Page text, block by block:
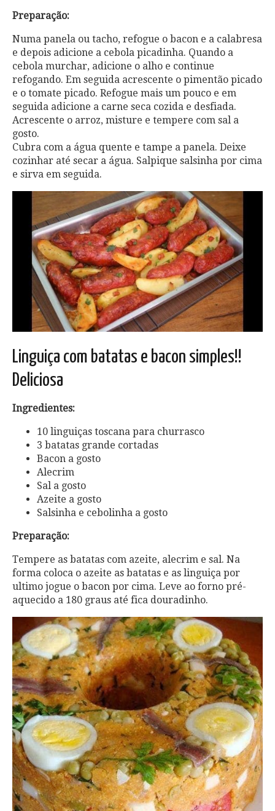
Preparação:
Numa panela ou tacho, refogue o bacon e a calabresa
e depois adicione a cebola picadinha. Quando a
cebola murchar, adicione o alho e continue
refogando. Em seguida acrescente o pimentão picado
e o tomate picado. Refogue mais um pouco e em
seguida adicione a carne seca cozida e desfiada.
Acrescente o arroz, misture e tempere com sal a
gosto.
Cubra com a água quente e tampe a panela. Deixe
cozinhar até secar a água. Salpique salsinha por cima
e sirva em seguida.
Linguiça com batatas e bacon simples!!
Deliciosa
Ingredientes:
10 linguiças toscana para churrasco
3 batatas grande cortadas
Bacon a gosto
Alecrim
Sal a gosto
Azeite a gosto
Salsinha e cebolinha a gosto
Preparação:
Tempere as batatas com azeite, alecrim e sal. Na
forma coloca o azeite as batatas e as linguiça por
ultimo jogue o bacon por cima. Leve ao forno pré-
aquecido a 180 graus até fica douradinho.